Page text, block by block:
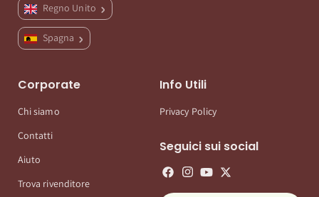
Regno Unito
Spagna
Corporate
Chi siamo
Contatti
Aiuto
Trova rivenditore
Info Utili
Privacy Policy
Seguici sui social